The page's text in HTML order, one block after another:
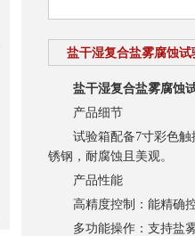
盐干湿复合盐雾腐蚀试
盐干湿复合盐雾腐蚀
产品细节
试验箱配备7寸彩色触
锈钢，耐腐蚀且美观。
产品性能
高精度控制：能精确控
多功能操作：支持盐雾